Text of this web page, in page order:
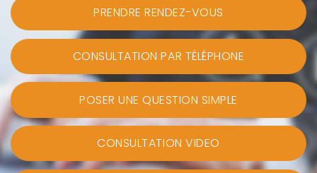
PRENDRE RENDEZ-VOUS
CONSULTATION PAR TÉLÉPHONE
POSER UNE QUESTION SIMPLE
CONSULTATION VIDEO